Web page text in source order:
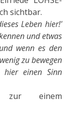
sichtbar.
Leben hier!'
und etwas
wenn es den
zu bewegen
hier einen Sinn
zur einem